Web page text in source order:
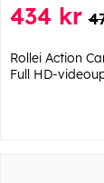
434 kr
Rollei Action
Full HD-